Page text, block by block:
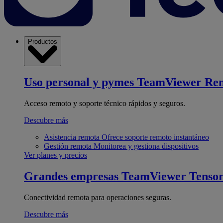
Productos
Uso personal y pymes TeamViewer
Acceso remoto y soporte técnico rápidos y seguros.
Descubre más
Asistencia remota Ofrece soporte remoto instantáneo
Gestión remota Monitorea y gestiona dispositivos
Ver planes y precios
Grandes empresas TeamViewer Tensor
Conectividad remota para operaciones seguras.
Descubre más